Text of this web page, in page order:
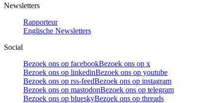
Newsletters
Rapporteur
Englische Newsletters
Social
Bezoek ons op facebookBezoek ons op x
Bezoek ons op linkedinBezoek ons op youtube
Bezoek ons op rss-feedBezoek ons op instagram
Bezoek ons op mastodonBezoek ons op telegram
Bezoek ons op blueskyBezoek ons op threads